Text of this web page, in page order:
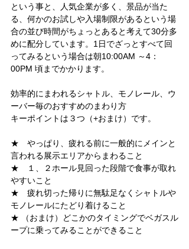
という事と、人気企業が多く、景品が当た
る、何かのお試しや入場制限があるという場
合の並び時間がちょっとあると考えて30分多
めに配分しています。1日でざっとすべて回
ってみるという場合は朝10:00AM ～4：
00PM 頃までかかります。
効率的にまわれるシャトル、モノレール、ウ
ーバー毎のおすすめのまわり方
キーポイントは３つ（+おまけ）です。
★　やっぱり、疲れる前に一般的にメインと
言われる展示エリアからまわること
★　１、２ホール見回った段階で食事が取れ
やすいこと
★　疲れ切った帰りに無駄足なくシャトルや
モノレールにたどり着けること
★ （おまけ）どこかのタイミングでベガスル
ープに乗ってみることができること